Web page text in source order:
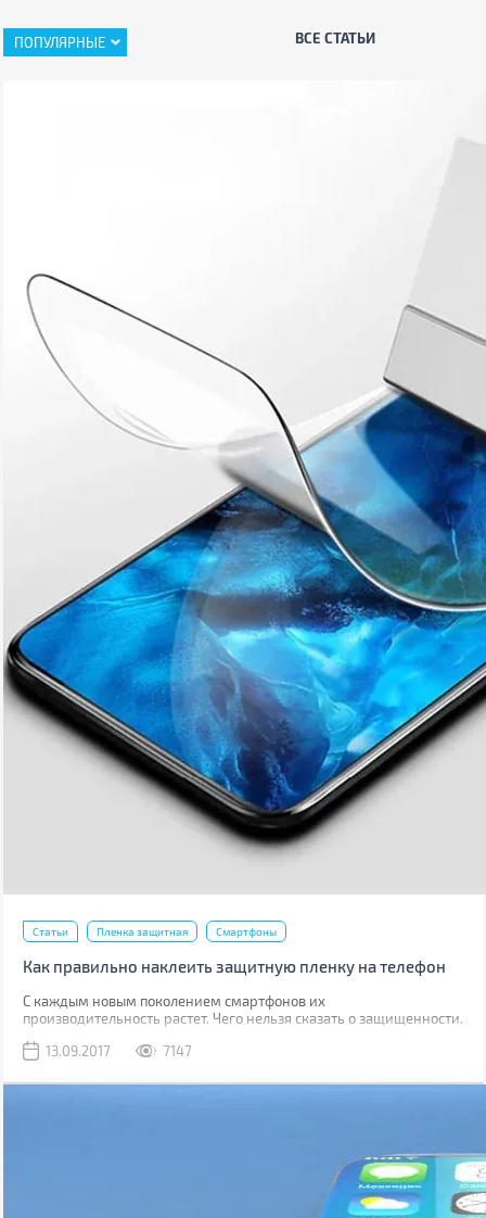
ПОПУЛЯРНЫЕ ВСЕ СТАТЬИ
Статьи Пленка защитная Смартфоны
Как правильно наклеить защитную пленку на телефон
С каждым новым поколением смартфонов их
производительность растет. Чего нельзя сказать о защищенности.
водонепроницаемость, но все также уязвимы к механическим
13.09.2017 7147